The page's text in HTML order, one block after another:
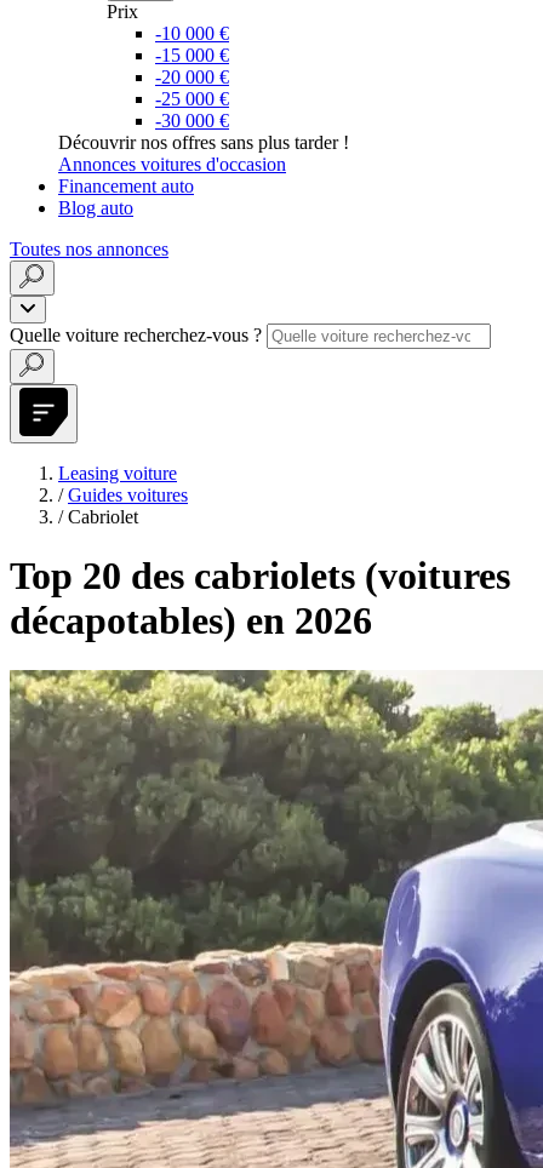
Prix
-10 000 €
-15 000 €
-20 000 €
-25 000 €
-30 000 €
Découvrir nos offres sans plus tarder !
Annonces voitures d'occasion
Financement auto
Blog auto
Toutes nos annonces
Quelle voiture recherchez-vous ?
Leasing voiture
/ Guides voitures
/ Cabriolet
Top 20 des cabriolets (voitures
décapotables) en 2026